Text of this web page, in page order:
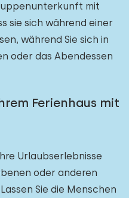
mit
sie sich während einer
während Sie sich in
oder das Abendessen
Ferienhaus mit
Urlaubserlebnisse
oder anderen
Sie die Menschen